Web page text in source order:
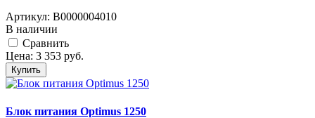
Артикул: В0000004010
В наличии
Cравнить
Цена: 3 353 руб.
Купить
Блок питания Optimus 1250